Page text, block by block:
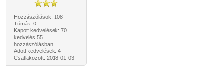
Hozzászólások: 108
Témák: 0
Kapott kedvelések: 70
kedvelés 55
hozzászólásban
Adott kedvelések: 4
Csatlakozott: 2018-01-03